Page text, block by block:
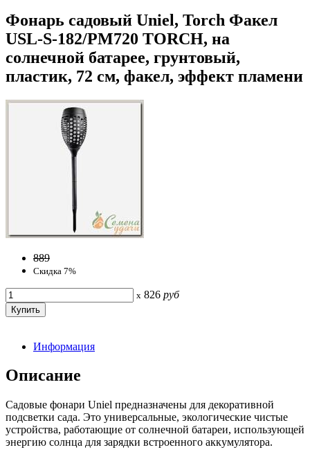
Фонарь садовый Uniel, Torch Факел
USL-S-182/PM720 TORCH, на
солнечной батарее, грунтовый,
пластик, 72 см, факел, эффект пламени
889
Скидка 7%
x 826 руб
Информация
Описание
Садовые фонари Uniel предназначены для декоративной
подсветки сада. Это универсальные, экологические чистые
устройства, работающие от солнечной батареи, использующей
энергию солнца для зарядки встроенного аккумулятора.